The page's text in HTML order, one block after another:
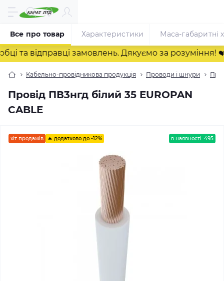
відправці замовлень. Дякуємо за розуміння! ❤️
Кабельно-провідникова продукція Проводи і шнури
Провід ПВ3нгд білий 35 EUROPAN
CABLE
Все про товар Характеристики Маса-габаритні
хіт продажів 🔥 додатково до -12% в наявності: 495